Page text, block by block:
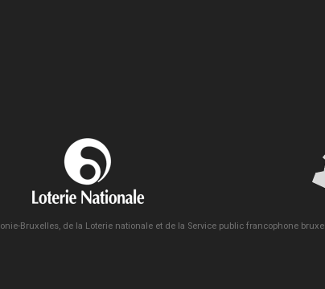
Bruxelles, de la Loterie nationale et de la Service public francophone